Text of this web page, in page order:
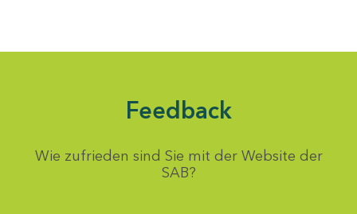
Feedback
Wie zufrieden sind Sie mit der Website der
SAB?